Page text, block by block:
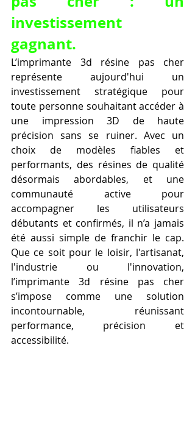
investissement
gagnant.
L’imprimante 3d résine pas cher
représente aujourd'hui un
investissement stratégique pour
toute personne souhaitant accéder à
une impression 3D de haute
précision sans se ruiner. Avec un
choix de modèles fiables et
performants, des résines de qualité
désormais abordables, et une
communauté active pour
accompagner les utilisateurs
débutants et confirmés, il n’a jamais
été aussi simple de franchir le cap.
Que ce soit pour le loisir, l'artisanat,
l'industrie ou l'innovation,
l’imprimante 3d résine pas cher
s’impose comme une solution
incontournable, réunissant
performance, précision et
accessibilité.